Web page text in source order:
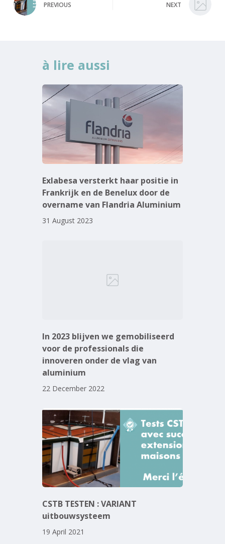
PREVIOUS NEXT
à lire aussi
Exlabesa versterkt haar positie in
Frankrijk en de Benelux door de
overname van Flandria Aluminium
31 August 2023
In 2023 blijven we gemobiliseerd
voor de professionals die
innoveren onder de vlag van
aluminium
22 December 2022
CSTB TESTEN : VARIANT
uitbouwsysteem
19 April 2021